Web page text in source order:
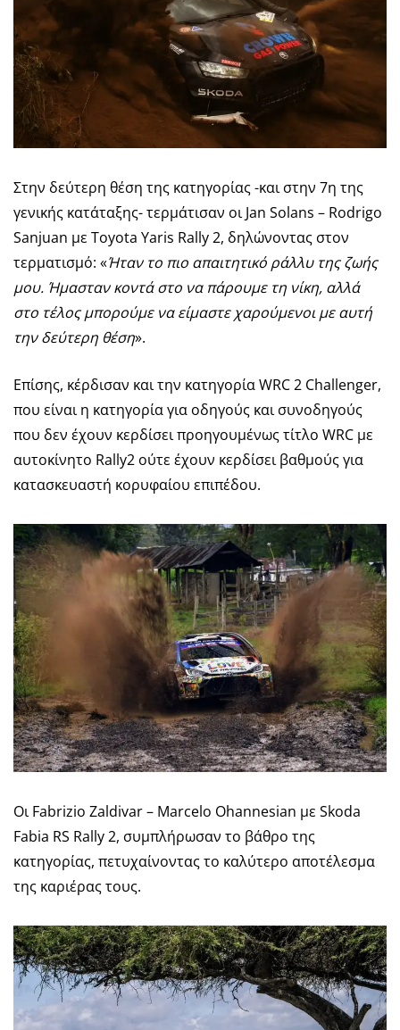
Στην δεύτερη θέση της κατηγορίας -και στην 7η της
γενικής κατάταξης- τερμάτισαν οι Jan Solans – Rodrigo
Sanjuan με Toyota Yaris Rally 2, δηλώνοντας στον
τερματισμό: «Ήταν το πιο απαιτητικό ράλλυ της ζωής
μου. Ήμασταν κοντά στο να πάρουμε τη νίκη, αλλά
στο τέλος μπορούμε να είμαστε χαρούμενοι με αυτή
την δεύτερη θέση».
Επίσης, κέρδισαν και την κατηγορία WRC 2 Challenger,
που είναι η κατηγορία για οδηγούς και συνοδηγούς
που δεν έχουν κερδίσει προηγουμένως τίτλο WRC με
αυτοκίνητο Rally2 ούτε έχουν κερδίσει βαθμούς για
κατασκευαστή κορυφαίου επιπέδου.
Οι Fabrizio Zaldivar – Marcelo Ohannesian με Skoda
Fabia RS Rally 2, συμπλήρωσαν το βάθρο της
κατηγορίας, πετυχαίνοντας το καλύτερο αποτέλεσμα
της καριέρας τους.